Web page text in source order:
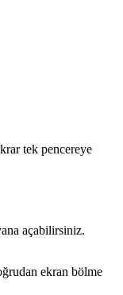
tek pencereye
açabilirsiniz.
ekran bölme